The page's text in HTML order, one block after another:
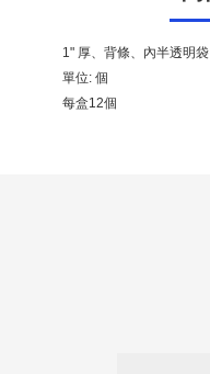
1" 厚、背條、內半透明袋
單位: 個
每盒12個